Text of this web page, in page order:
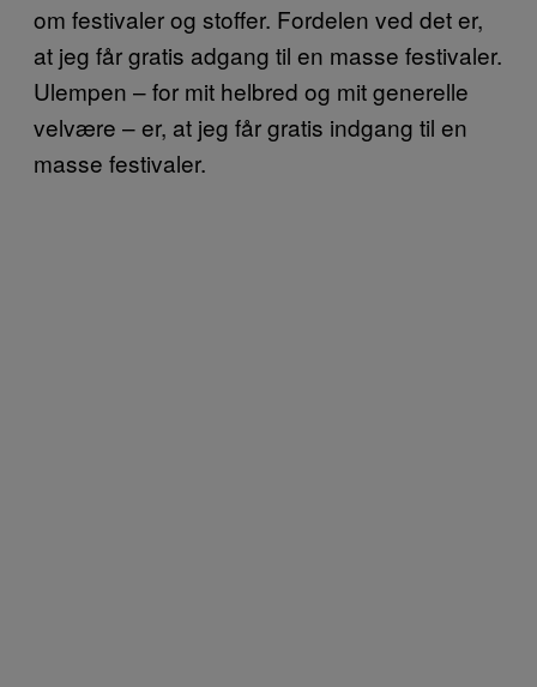
om festivaler og stoffer. Fordelen ved det er,
at jeg får gratis adgang til en masse festivaler.
Ulempen – for mit helbred og mit generelle
velvære – er, at jeg får gratis indgang til en
masse festivaler.